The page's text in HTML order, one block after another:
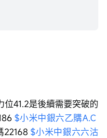
41.2是後續需要突破的
$小米中銀六乙購A.C
22168 $小米中銀六六沽